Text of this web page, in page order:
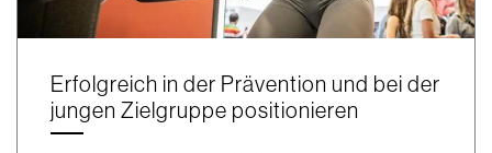
Erfolgreich in der Prävention und bei der
jungen Zielgruppe positionieren